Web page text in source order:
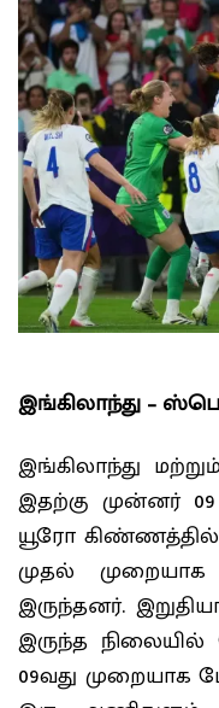
இங்கிலாந்து –
இங்கிலாந்து
இதற்கு முன்னர்
யூரோ கிண்ணத்தில்
முதல்
இருந்தனர்.
இருந்த நிலையில்
09வது முறையாக